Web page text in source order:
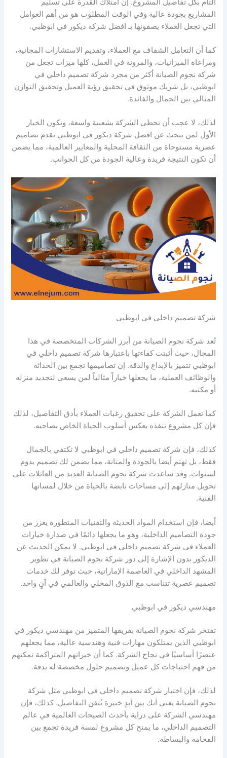
التام بكل تفاصيل المشروع. إن امتلاك القدرة على تسليم
المشاريع بجودة عالية وفي الوقت المطلوب هو من أهم العوامل
التي تجعل العملاء يصفونها بـ افضل شركة ديكور في ابوظبي.
كما أن التعامل الشفاف مع العملاء، وتقديم الاستشارات المجانية،
ومراعاة الميزانيات، والمرونة في العمل، كلها ميزات تجعل من
شركة نجوم الصيانة أكثر من مجرد شركة تصميم داخلي في
ابوظبي، بل شريك موثوق في تحقيق رؤية العميل وتحقيق التوازن
المثالي بين الجمال والفائدة.
لذلك، لا عجب أن تحظى الشركة بشعبية واسعة، وتكون الخيار
الأول لمن يبحث عن افضل شركة ديكور في ابوظبي تقدم تصاميم
عصرية مستوحاة من الثقافة المحلية والمعايير العالمية، مما يضمن
أن تكون النتيجة فريدة وعالية الجودة من كل الجوانب.
شركة تصميم داخلي في ابوظبي
تُعد شركة نجوم الصيانة من أبرز الشركات المتخصصة في هذا
المجال، حيث أثبتت كفاءتها باعتبارها شركة تصميم داخلي في
ابوظبي تتميز بالإبداع والدقة. إن تصاميمها تجمع بين الحداثة
والوظائف العملية، ما يجعلها خياراً مثالياً لمن يسعى لتجديد منزله
أو مكتبه.
كما تعمل الشركة على تحقيق رغبات العملاء بأدق التفاصيل، لذلك
فإن كل مشروع تنفذه يعكس أسلوب الحياة الخاص بصاحبه.
كذلك، فإن شركة تصميم داخلي في ابوظبي لا تكتفي بالجمال
فقط، بل تهتم أيضا بالجودة والمتانة، مما يضمن لك تصميم يدوم
لسنوات. وقد ساعدت شركة نجوم الصيانة العديد من العائلات على
تحويل منازلهم إلى مساحات نابضة بالحياة من خلال لمساتها
الفنية.
أيضا، فإن استخدام المواد الحديثة والتقنيات المتطورة يعزز من
جودة التصاميم الداخلية، وهو ما يجعلها دائمًا في صدارة خيارات
العملاء في شركة تصميم داخلي في ابوظبي. لا يمكن الحديث عن
الديكور بدون الإشارة إلى دور شركة نجوم الصيانة في تطوير
المشهد الداخلي في العاصمة الإماراتية، حيث توفر لك خدمات
تصميم عصرية تتناسب مع الذوق المحلي والعالمي في آنٍ واحد.
مهندسي ديكور في ابوظبي
تفتخر شركة نجوم الصيانة بفريقها المتميز من مهندسي ديكور في
ابوظبي الذين يمتلكون مهارات فنية وهندسية عالية، مما يجعلهم
عنصرًا أساسيًا في نجاح الشركة. كما أن خبراتهم المتراكمة تمكنهم
من فهم احتياجات كل عميل وتصميم حلول مخصصة له بدقة.
لذلك، فإن اختيار شركة تصميم داخلي في ابوظبي مثل شركة
نجوم الصيانة يعني أنك بين أيدٍ خبيرة تُتقن التفاصيل. كذلك، فإن
مهندسي الشركة على دراية بأحدث الصيحات العالمية في عالم
التصميم الداخلي، ما يمنح كل مشروع لمسة فريدة تجمع بين
الفخامة والبساطة.